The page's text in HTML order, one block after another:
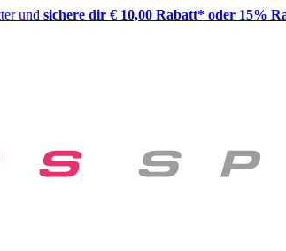
und sichere dir € 10,00 Rabatt* oder 15%